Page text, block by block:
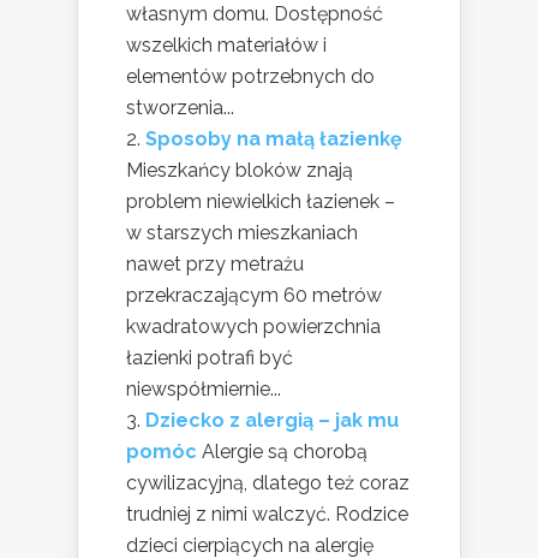
własnym domu. Dostępność
wszelkich materiałów i
elementów potrzebnych do
stworzenia...
Sposoby na małą łazienkę
Mieszkańcy bloków znają
problem niewielkich łazienek –
w starszych mieszkaniach
nawet przy metrażu
przekraczającym 60 metrów
kwadratowych powierzchnia
łazienki potrafi być
niewspółmiernie...
Dziecko z alergią – jak mu
pomóc Alergie są chorobą
cywilizacyjną, dlatego też coraz
trudniej z nimi walczyć. Rodzice
dzieci cierpiących na alergię